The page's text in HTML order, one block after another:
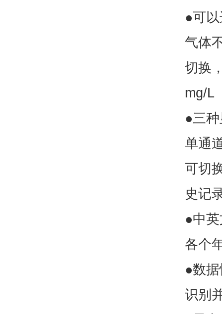
●可
气体
切换
mg/L
●三
单通
可切
史记
●中
各个
●数
识别